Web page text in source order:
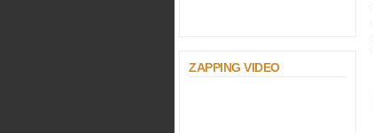
ZAPPING VIDEO